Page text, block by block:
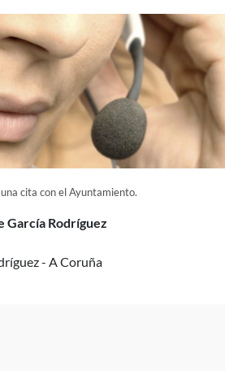
cita con el Ayuntamiento.
García Rodríguez
- A Coruña